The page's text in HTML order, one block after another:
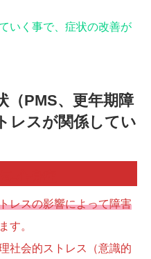
いく事で、症状の改善が
（PMS、更年期障
レスが関係してい
レスの影響によって障害
す。
社会的ストレス（意識的